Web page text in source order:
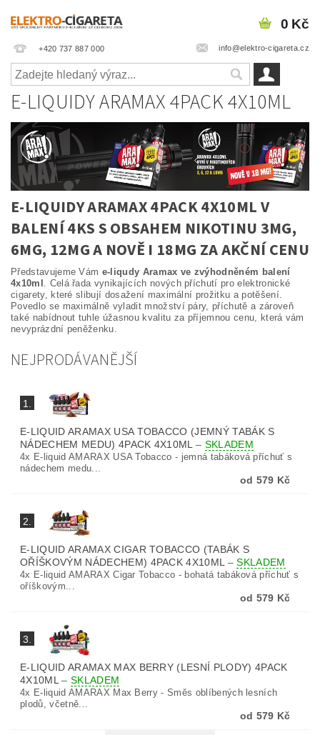
+420 737 887 000 info@elektro-cigareta.cz
0 Kč
E-LIQUIDY ARAMAX 4PACK 4X10ML
E-LIQUIDY ARAMAX 4PACK 4X10ML V
BALENÍ 4KS S OBSAHEM NIKOTINU 3MG,
6MG, 12MG A NOVĚ I 18MG ZA AKČNÍ CENU
Představujeme Vám e-liqudy Aramax ve zvýhodněném balení
4x10ml
. Celá řada vynikajících nových příchutí pro elektronické
cigarety, které slibují dosažení maximální prožitku a potěšení.
Povedlo se maximálně vyladit množství páry, příchutě a zároveň
také nabídnout tuhle úžasnou kvalitu za příjemnou cenu, která vám
nevyprázdní peněženku.
NEJPRODÁVANĚJŠÍ
1.
E-LIQUID ARAMAX USA TOBACCO (JEMNÝ TABÁK S
NÁDECHEM MEDU) 4PACK 4X10ML– SKLADEM
4x E-liquid AMARAX USA Tobacco - jemná tabáková příchuť s
nádechem medu...
od 579 Kč
2.
E-LIQUID ARAMAX CIGAR TOBACCO (TABÁK S
OŘÍŠKOVÝM NÁDECHEM) 4PACK 4X10ML –SKLADEM
4x E-liquid AMARAX Cigar Tobacco - bohatá tabáková příchuť s
oříškovým...
od 579 Kč
3.
E-LIQUID ARAMAX MAX BERRY (LESNÍ PLODY) 4PACK
4X10ML–SKLADEM
4x E-liquid AMARAX Max Berry - Směs oblíbených lesních
plodů, včetně...
od 579 Kč